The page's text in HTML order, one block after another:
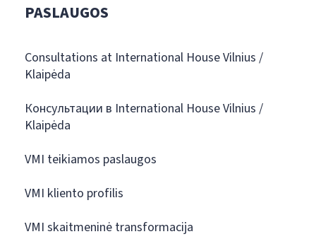
PASLAUGOS
Consultations at International House Vilnius /
Klaipėda
Консультации в International House Vilnius /
Klaipėda
VMI teikiamos paslaugos
VMI kliento profilis
VMI skaitmeninė transformacija